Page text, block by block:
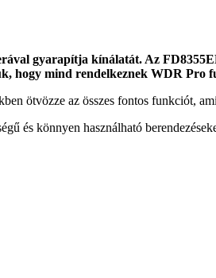
gyarapítja kínálatát. Az
hogy mind rendelkeznek WDR Pro
ötvözze az összes fontos funkciót,
és könnyen használható